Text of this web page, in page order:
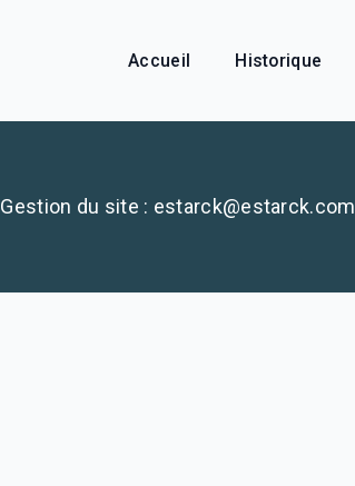
Accueil Historique
Gestion du site : estarck@estarck.com